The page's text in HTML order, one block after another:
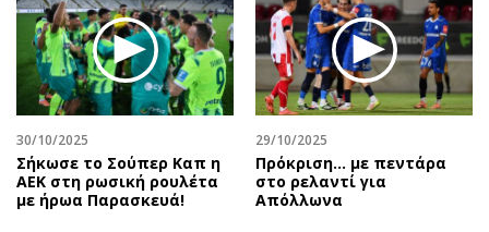
30/10/2025
Σήκωσε το Σούπερ Καπ η
ΑΕΚ στη ρωσική ρουλέτα
με ήρωα Παρασκευά!
29/10/2025
Πρόκριση... με πεντάρα
στο ρελαντί για
Απόλλωνα